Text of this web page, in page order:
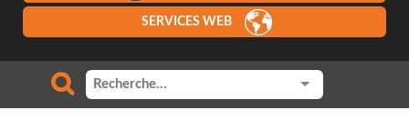
SERVICES WEB